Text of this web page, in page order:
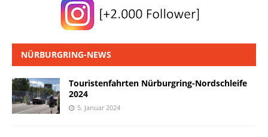
NÜRBURGRING-NEWS
Touristenfahrten Nürburgring-Nordschleife
2024
5. Januar 2024